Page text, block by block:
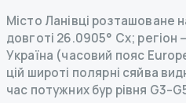
Місто Ланівці розташоване
довготі 26.0905° Сх; регіон
Україна (часовий пояс
цій широті полярні сяйва
час потужних бур рівня